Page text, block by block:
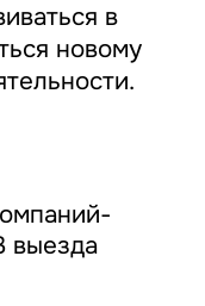
в
новому
выезда